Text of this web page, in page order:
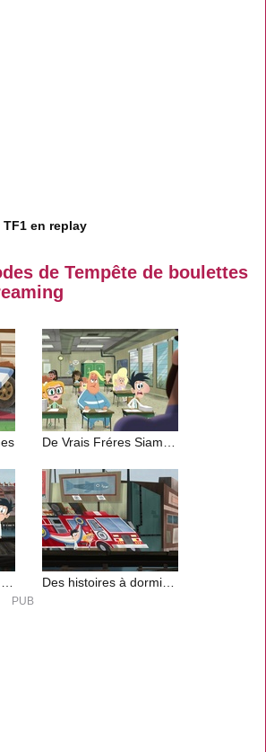
TF1 en replay
de Tempête de boulettes